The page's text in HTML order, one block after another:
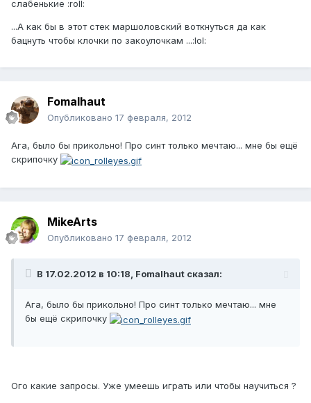
слабенькие :roll:
...А как бы в этот стек маршоловский воткнуться да как
бацнуть чтобы клочки по закоулочкам ...:lol:
Fomalhaut
Опубликовано 17 февраля, 2012
Ага, было бы прикольно! Про синт только мечтаю... мне бы ещё
скрипочку
MikeArts
Опубликовано 17 февраля, 2012
В 17.02.2012 в 10:18, Fomalhaut сказал:
Ага, было бы прикольно! Про синт только мечтаю... мне
бы ещё скрипочку
Ого какие запросы. Уже умеешь играть или чтобы научиться ?